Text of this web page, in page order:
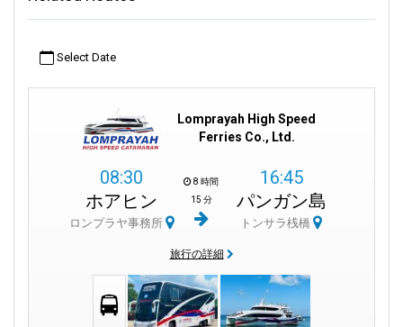
Select Date
Lomprayah High Speed
Ferries Co., Ltd.
08:30
ホアヒン
ロンプラヤ事務所
8 時間
15 分
16:45
パンガン島
トンサラ桟橋
旅行の詳細